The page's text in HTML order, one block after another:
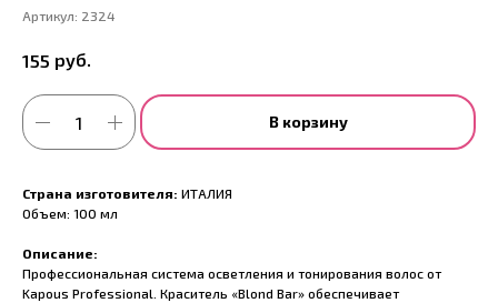
Артикул: 2324
155 руб.
В корзину
Страна изготовителя: ИТАЛИЯ
Объем: 100 мл
Описание:
Профессиональная система осветления и тонирования волос от
Kapous Professional. Краситель «Blond Bar» обеспечивает